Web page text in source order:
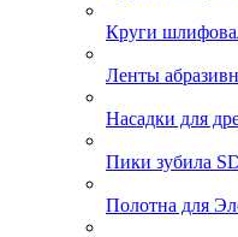
Круги
Ленты
Насадки для
Пики зубила
Полотна для